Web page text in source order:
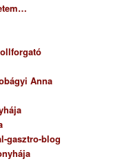
Anna
gasztro-blog